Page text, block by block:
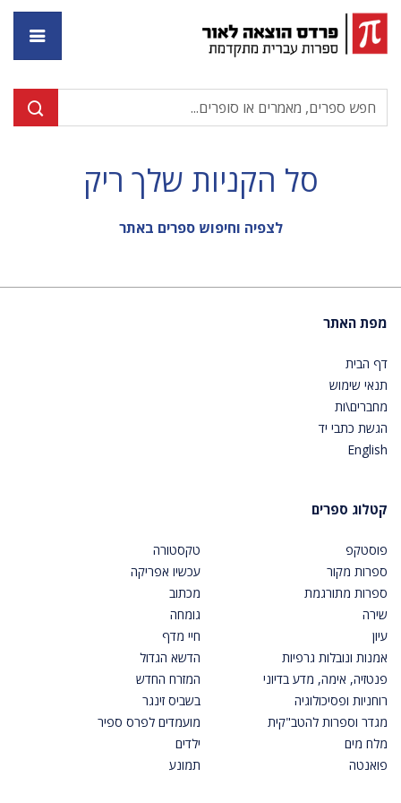
סל הקניות שלך ריק
לצפיה וחיפוש ספרים באתר
מפת האתר
דף הבית
תנאי שימוש
מחברים\ות
הגשת כתבי יד
English
קטלוג ספרים
פוסטקפ
ספרות מקור
ספרות מתורגמת
שירה
עיון
אמנות ונובלות גרפיות
פנטזיה, אימה, מדע בדיוני
רוחניות ופסיכולוגיה
מגדר וספרות להטב"קית
מלח מים
פואנטה
טקסטורה
עכשיו אפריקה
מכתוב
גומחה
חיי מדף
הדשא הגדול
המזרח החדש
בשביס זינגר
מועמדים לפרס ספיר
ילדים
תמונע